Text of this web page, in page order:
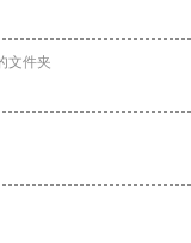
文件夹